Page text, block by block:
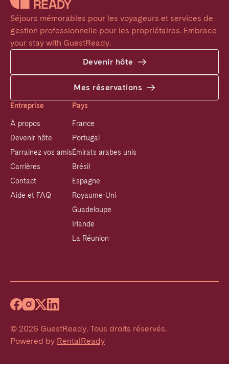
Séjours mémorables pour les voyageurs et services de
gestion professionnelle pour les propriétaires. Embrace
your stay with GuestReady.
Devenir hôte
Mes réservations
Entreprise
À propos
Devenir hôte
Parrainez vos amis
Carrières
Contact
Aide et FAQ
Pays
France
Portugal
Émirats arabes unis
Brésil
Espagne
Royaume-Uni
Guadeloupe
Irlande
La Réunion
© 2026 GuestReady. Tous droits réservés.
Powered by RentalReady